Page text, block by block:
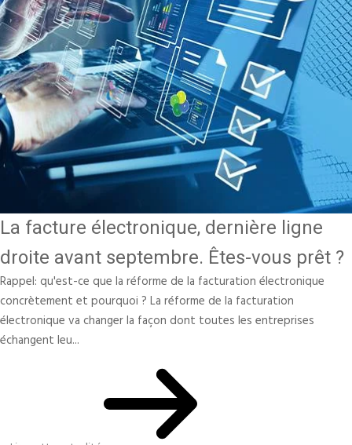
La facture électronique, dernière ligne
droite avant septembre. Êtes-vous prêt ?
Rappel: qu'est-ce que la réforme de la facturation électronique
concrètement et pourquoi ? La réforme de la facturation
électronique va changer la façon dont toutes les entreprises
échangent leu...